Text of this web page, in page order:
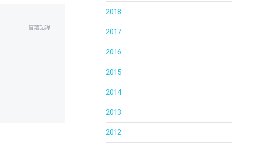
會議記錄
2018
2017
2016
2015
2014
2013
2012